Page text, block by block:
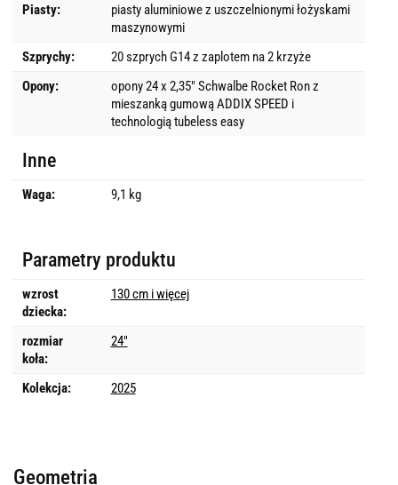
Piasty:
piasty aluminiowe z uszczelnionymi łożyskami
maszynowymi
Szprychy:
20 szprych G14 z zaplotem na 2 krzyże
Opony:
opony 24 x 2,35″ Schwalbe Rocket Ron z
mieszanką gumową ADDIX SPEED i
technologią tubeless easy
Inne
Waga: 9,1 kg
Parametry produktu
wzrost
dziecka:
130 cm i więcej
rozmiar
koła:
24"
Kolekcja: 2025
Geometria